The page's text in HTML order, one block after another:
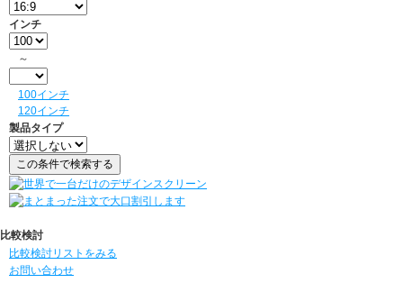
インチ
～
100インチ
120インチ
製品タイプ
比較検討
比較検討リストをみる
お問い合わせ